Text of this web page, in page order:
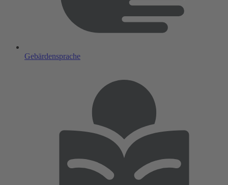
Gebärdensprache